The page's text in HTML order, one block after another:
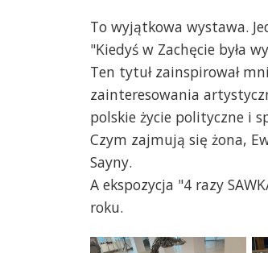
To wyjątkowa wystawa.
"Kiedyś w Zachęcie była
Ten tytuł zainspirował
zainteresowania
polskie życie polityczne i
Czym zajmują się żona,
Sayny.
A ekspozycja "4 razy
roku.